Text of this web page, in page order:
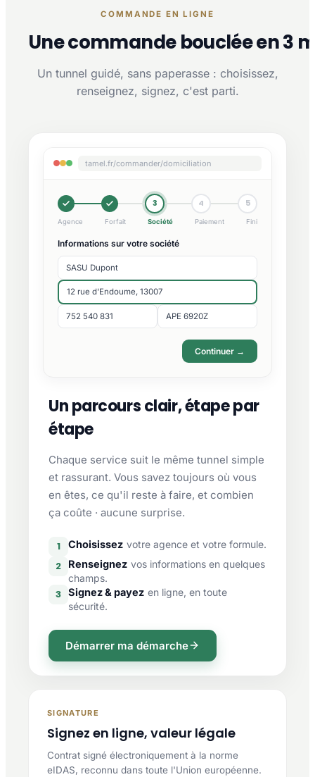
COMMANDE EN LIGNE
Une commande bouclée en 3
Un tunnel guidé, sans paperasse : choisissez,
renseignez, signez, c'est parti.
tamel.fr/commander/domiciliation
3 4 5
Agence Forfait Société Paiement Fini
Informations sur votre société
SASU Dupont
12 rue d'Endoume, 13007
752 540 831 APE 6920Z
Continuer →
Un parcours clair, étape par
étape
Chaque service suit le même tunnel simple
et rassurant. Vous savez toujours où vous
en êtes, ce qu'il reste à faire, et combien
ça coûte · aucune surprise.
1 Choisissez votre agence et votre formule.
2 Renseignez vos informations en quelques
champs.
3 Signez & payez en ligne, en toute
sécurité.
Démarrer ma démarche
SIGNATURE
Signez en ligne, valeur légale
Contrat signé électroniquement à la norme
eIDAS, reconnu dans toute l'Union européenne.